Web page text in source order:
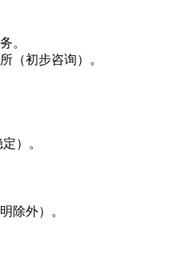
。
（初步咨询）。
）。
除外）。